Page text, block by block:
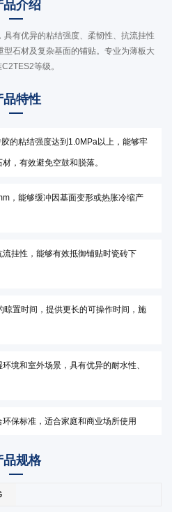
品介绍
有优异的粘结强度、柔韧性、抗流挂性
石材及复杂基面的铺贴。专业为薄板大
等级。
品特性
的粘结强度达到1.0MPa以上，能够牢
，有效避免空鼓和脱落。
，能够缓冲因基面变形或热胀冷缩产
挂性，能够有效抵御铺贴时瓷砖下
晾置时间，提供更长的可操作时间，施
境和室外场景，具有优异的耐水性、
保标准，适合家庭和商业场所使用
品规格